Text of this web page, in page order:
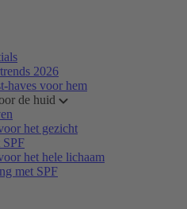
2026
haves voor hem
de huid
het gezicht
SPF
het hele lichaam
met SPF